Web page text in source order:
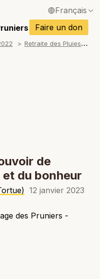
Français
English / Anglais
Español / Espagnol
Faire un don
R
etraite des Pluies 2022
de
du bonheur
12 janvier 2023
des Pruniers -